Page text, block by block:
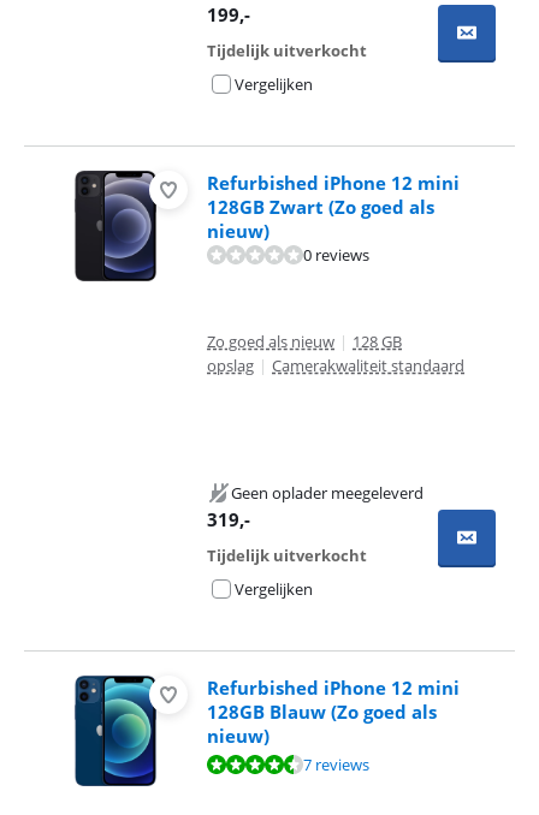
199,-
Tijdelijk uitverkocht
Vergelijken
Refurbished iPhone 12 mini
128GB Zwart (Zo goed als
nieuw)
0 reviews
Zo goed als nieuw | 128 GB
opslag | Camerakwaliteit standaard
Geen oplader meegeleverd
319,-
Tijdelijk uitverkocht
Vergelijken
Refurbished iPhone 12 mini
128GB Blauw (Zo goed als
nieuw)
Beoordeling is 8,5 van de 10, gebaseerd op 7 reviews.
7 reviews